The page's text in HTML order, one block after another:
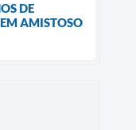
DE
AMISTOSO